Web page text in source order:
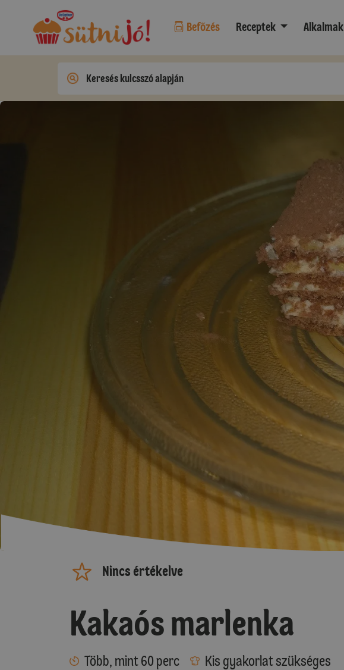
Befőzés Receptek Alkalmak
Nincs értékelve
Kakaós marlenka
Több, mint 60 perc Kis gyakorlat szükséges